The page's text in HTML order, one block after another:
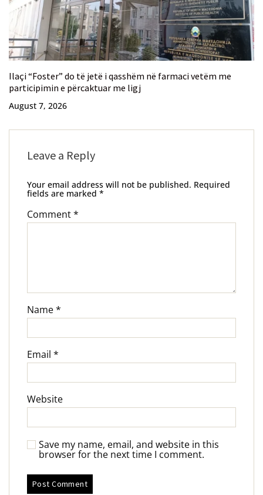
Ilaçi “Foster” do të jetë i qasshëm në farmaci vetëm me
participimin e përcaktuar me ligj
August 7, 2026
Leave a Reply
Your email address will not be published. Required
fields are marked *
Comment*
Name*
Email *
Website
Save my name, email, and website in this
browser for the next time I comment.